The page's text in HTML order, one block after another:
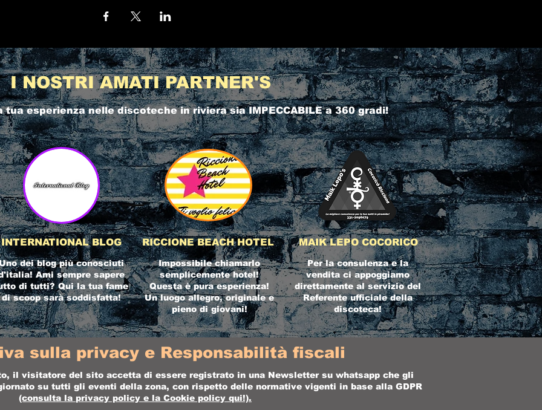
I NOSTRI AMATI PARTNER'S
tua esperienza nellediscoteche in rivierasia IMPECCABILE a 360 gradi!
INTERNATIONAL BLOG
dei blog più conosciuti
Ami sempre sapere
di tutti? Qui la tua fame
di scoop sarà soddisfatta!
RICCIONE BEACH HOTEL
Impossibile chiamarlo
semplicemente hotel!
Questa è pura esperienza!
Un luogo allegro, originale e
pieno di giovani!
MAIK LEPO COCORICO
Per la consulenza e la
vendita ci appoggiamo
direttamente al servizio del
Referente ufficiale della
discoteca!
sulla privacy e Responsabilità fiscali
il visitatore del sito accetta di essere registrato in una Newsletter su whatsapp che gli
su tutti gli eventi della zona, con rispetto delle normative vigenti in base alla GDPR
(consulta la privacy policy e la Cookie policy qui!).